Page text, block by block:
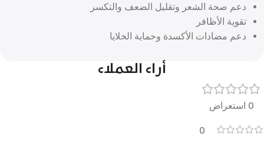
دعم صحة الشعر وتقليل الضعف والتكسر
تقوية الأظافر
دعم مضادات الأكسدة وحماية الخلايا
أراء العملاء
0 استعراض
0